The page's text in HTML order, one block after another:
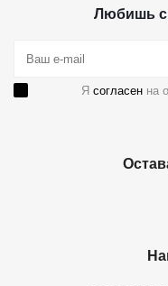
Любишь
Я согласен на